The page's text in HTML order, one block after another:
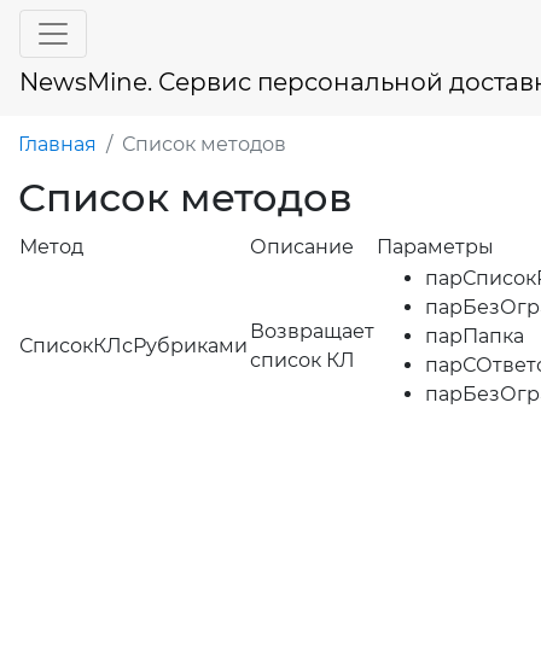
NewsMine. Сервис персональной
Главная Список методов
Список методов
Метод Описание Параметры
СписокКЛсРубриками
Возвращает
список КЛ
парПапка